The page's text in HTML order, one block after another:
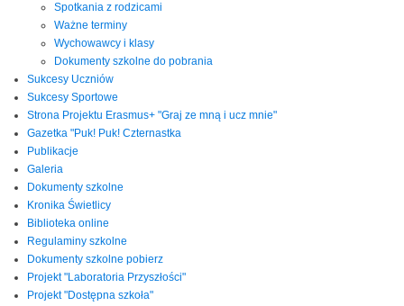
Spotkania z rodzicami
Ważne terminy
Wychowawcy i klasy
Dokumenty szkolne do pobrania
Sukcesy Uczniów
Sukcesy Sportowe
Strona Projektu Erasmus+ "Graj ze mną i ucz mnie"
Gazetka "Puk! Puk! Czternastka
Publikacje
Galeria
Dokumenty szkolne
Kronika Świetlicy
Biblioteka online
Regulaminy szkolne
Dokumenty szkolne pobierz
Projekt "Laboratoria Przyszłości"
Projekt "Dostępna szkoła"